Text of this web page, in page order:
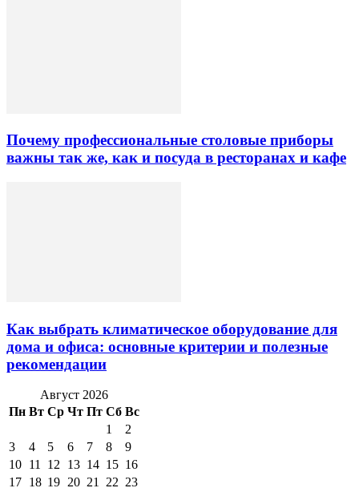
Почему профессиональные столовые приборы
важны так же, как и посуда в ресторанах и кафе
Как выбрать климатическое оборудование для
дома и офиса: основные критерии и полезные
рекомендации
Август 2026
Пн Вт Ср Чт Пт Сб Вс
1
2
3
4 5 6 7 8
9
10 11 12 13 14 15 16
17 18 19 20 21 22 23